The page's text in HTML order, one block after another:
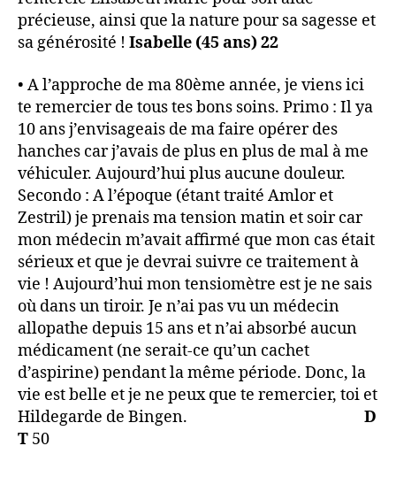
précieuse, ainsi que la nature pour sa sagesse et
sa générosité ! Isabelle (45 ans) 22
• A l’approche de ma 80ème année, je viens ici
te remercier de tous tes bons soins. Primo : Il ya
10 ans j’envisageais de ma faire opérer des
hanches car j’avais de plus en plus de mal à me
véhiculer. Aujourd’hui plus aucune douleur.
Secondo : A l’époque (étant traité Amlor et
Zestril) je prenais ma tension matin et soir car
mon médecin m’avait affirmé que mon cas était
sérieux et que je devrai suivre ce traitement à
vie ! Aujourd’hui mon tensiomètre est je ne sais
où dans un tiroir. Je n’ai pas vu un médecin
allopathe depuis 15 ans et n’ai absorbé aucun
médicament (ne serait-ce qu’un cachet
d’aspirine) pendant la même période. Donc, la
vie est belle et je ne peux que te remercier, toi et
Hildegarde de Bingen. D
T 50